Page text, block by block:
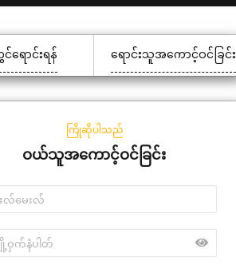
ရောင်းရန် ရောင်းသူအကောင့်ဝင်ခြင်း
ကြိုဆိုပါသည်
ဝယ်သူအကောင့်ဝင်ခြင်း